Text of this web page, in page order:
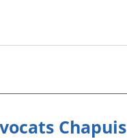
Chapuis